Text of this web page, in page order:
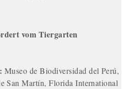
vom Tiergarten
Museo de Biodiversidad del Perú,
San Martín, Florida International